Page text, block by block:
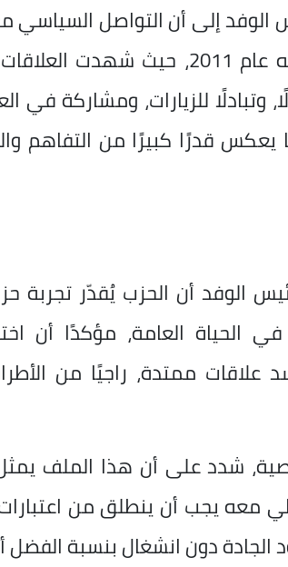
الوفد إلى أن التواصل
وليد اللحظة، بل يمتد منذ تأسيسه عام
وتبادلًا للزيارات، ومشاركة في
يعكس قدرًا كبيرًا من التفاهم
الوفد أن الحزب يُقدّر تجربة
الحياة العامة، مؤكدًا أن
علاقات ممتدة، راجيًا من
شدد على أن هذا الملف
معه يجب أن ينطلق من
الجادة دون انشغال بنسبة الفضل